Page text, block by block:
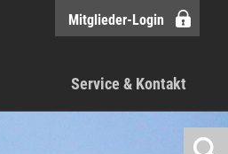
Service & Kontakt
Mitglieder-Login